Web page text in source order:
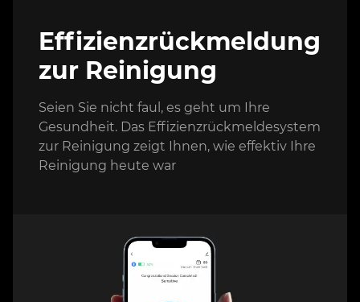
Effizienzrückmeldung
zur Reinigung
Seien Sie nicht faul, es geht um Ihre
Gesundheit. Das Effizienzrückmeldesystem
zur Reinigung zeigt Ihnen, wie effektiv Ihre
Reinigung heute war